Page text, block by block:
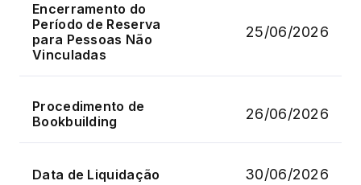
Encerramento do
Período de Reserva
para Pessoas Não
Vinculadas
25/06/2026
Procedimento de
Bookbuilding
26/06/2026
Data de Liquidação 30/06/2026